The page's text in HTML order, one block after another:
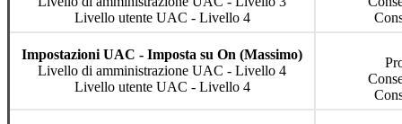
Livello utente UAC - Livello 4
Impostazioni UAC - Imposta su On (Massimo)
Livello di amministrazione UAC - Livello 4
Livello utente UAC - Livello 4